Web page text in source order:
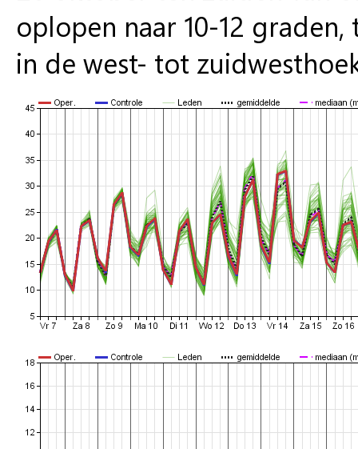
oplopen naar 10-12
in de west- tot